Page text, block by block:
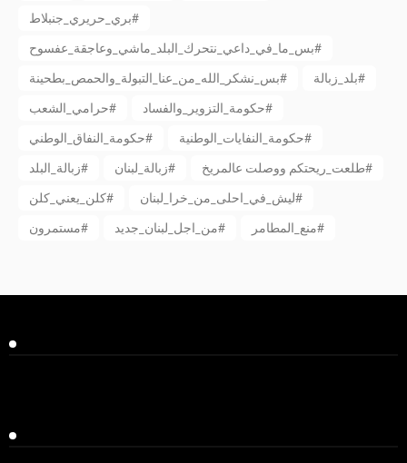
بري_حريري_جنبلاط#
بس_ما_في_داعي_نتحرك_البلد_ماشي_وعاجقة_عفسوح#
بس_نشكر_الله_من_عنا_التبولة_والحمص_بطحينة#
بلد_زبالة#
حرامي_الشعب#
حكومة_التزوير_والفساد#
حكومة_النفاق_الوطني#
حكومة_النفايات_الوطنية#
زبالة_البلد#
زبالة_لبنان#
طلعت_ريحتكم ووصلت عالمريخ#
كلن_يعني_كلن#
ليش_في_احلى_من_خرا_لبنان#
مستمرون#
من_اجل_لبنان_جديد# منع_المطامر#